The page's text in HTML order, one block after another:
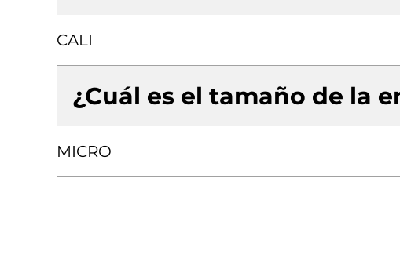
CALI
¿Cuál es el tamaño de la
MICRO